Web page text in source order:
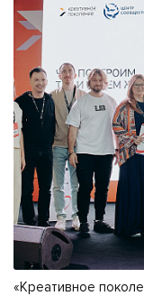
«Креативное